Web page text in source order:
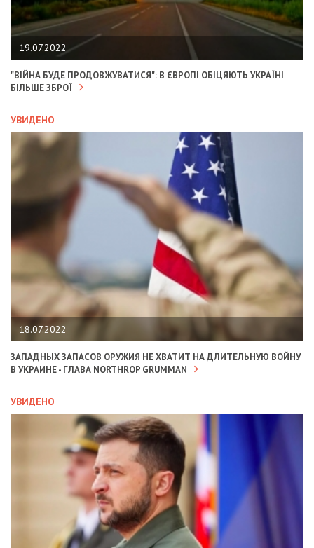
19.07.2022
"ВІЙНА БУДЕ ПРОДОВЖУВАТИСЯ": В ЄВРОПІ ОБІЦЯЮТЬ УКРАЇНІ
БІЛЬШЕ ЗБРОЇ
УВИДЕНО
18.07.2022
ЗАПАДНЫХ ЗАПАСОВ ОРУЖИЯ НЕ ХВАТИТ НА ДЛИТЕЛЬНУЮ ВОЙНУ
В УКРАИНЕ - ГЛАВА NORTHROP GRUMMAN
УВИДЕНО